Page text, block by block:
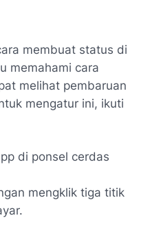
membuat status di
memahami cara
melihat pembaruan
mengatur ini, ikuti
di ponsel cerdas
mengklik tiga titik